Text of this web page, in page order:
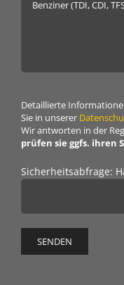
Detaillierte
Sie in unserer
Wir antworten in der
prüfen sie ggfs. ihren
Sicherheitsabfrage: